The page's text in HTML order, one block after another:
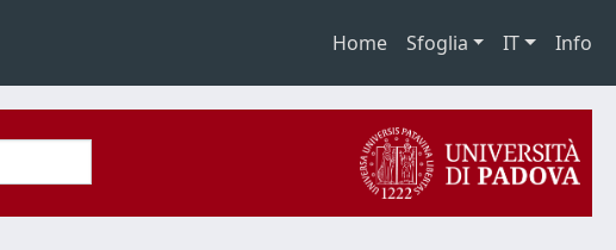
Home Sfoglia IT Info